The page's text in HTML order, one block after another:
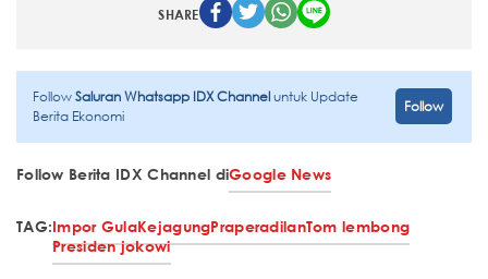
SHARE
FollowSaluran Whatsapp IDX Channeluntuk Update
Berita Ekonomi
Follow
Follow Berita IDX Channel diGoogle News
TAG:Impor GulaKejagungPraperadilanTom lembong
Presiden jokowi